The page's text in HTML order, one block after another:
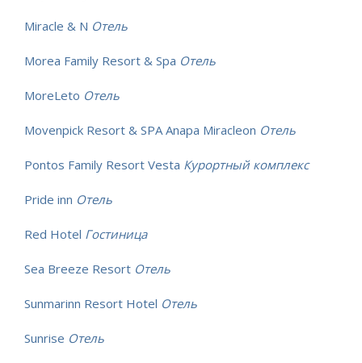
Miracle & N Отель
Morea Family Resort & Spa Отель
MoreLeto Отель
Movenpick Resort & SPA Anapa Miracleon Отель
Pontos Family Resort Vesta Курортный комплекс
Pride inn Отель
Red Hotel Гостиница
Sea Breeze Resort Отель
Sunmarinn Resort Hotel Отель
Sunrise Отель